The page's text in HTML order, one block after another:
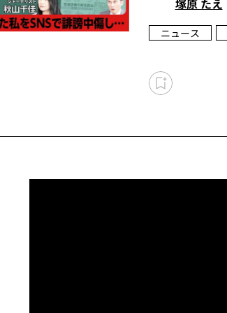
塚原 たえ
ニュース